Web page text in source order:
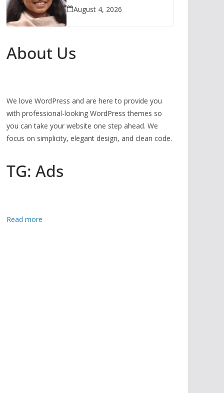
August 4, 2026
About Us
We love WordPress and are here to provide you
with professional-looking WordPress themes so
you can take your website one step ahead. We
focus on simplicity, elegant design, and clean code.
TG: Ads
Read more